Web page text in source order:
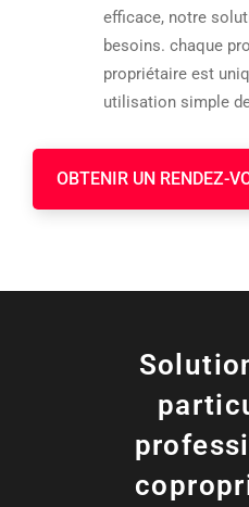
efficace, notre
besoins. chaque
propriétaire est
utilisation simple
OBTENIR UN RENDEZ-